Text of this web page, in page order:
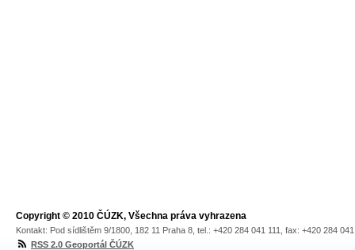
Copyright © 2010 ČÚZK, Všechna práva vyhrazena
Kontakt: Pod sídlištěm 9/1800, 182 11 Praha 8, tel.: +420 284 041 111, fax: +420 284
RSS 2.0 Geoportál ČÚZK